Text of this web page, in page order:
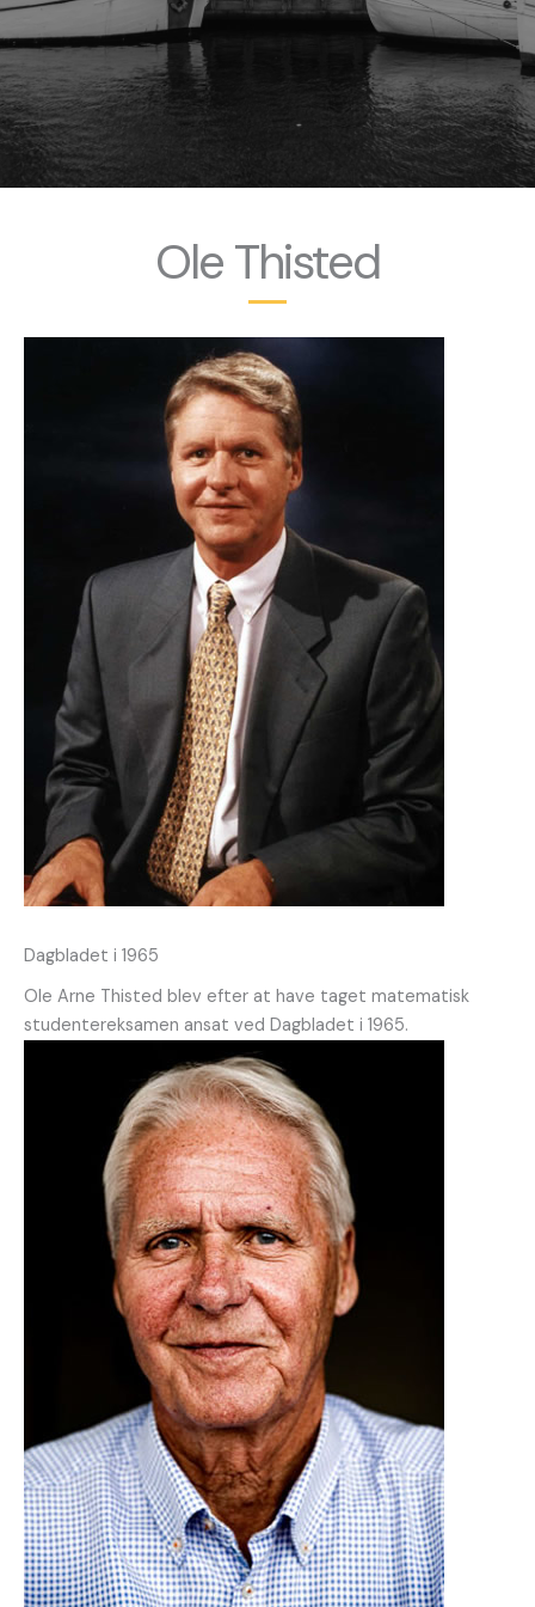
Ole Thisted
Dagbladet i 1965
Ole Arne Thisted blev efter at have taget matematisk
studentereksamen ansat ved Dagbladet i 1965.